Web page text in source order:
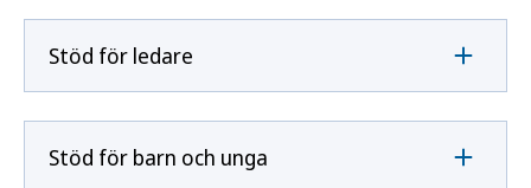
Stöd för ledare
Stöd för barn och unga